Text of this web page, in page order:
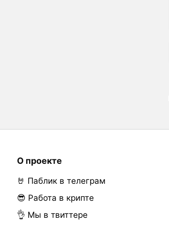
О проекте
🤘 Паблик в телеграм
😎 Работа в крипте
👌 Мы в твиттере